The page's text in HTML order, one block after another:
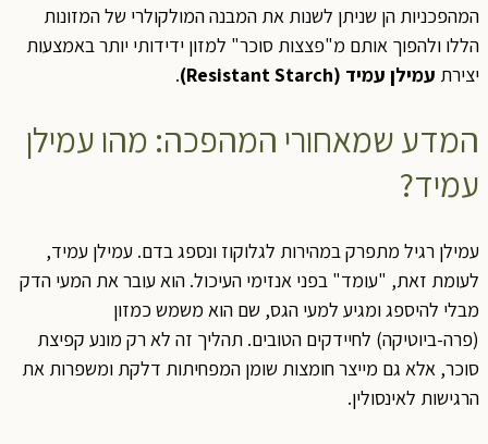
המהפכניות הן שניתן לשנות את המבנה המולקולרי של המזונות
הללו ולהפוך אותם מ"פצצות סוכר" למזון ידידותי יותר באמצעות
יצירת עמילן עמיד (Resistant Starch) .
המדע שמאחורי המהפכה: מהו עמילן
עמיד?
עמילן רגיל מתפרק במהירות לגלוקוז ונספג בדם. עמילן עמיד,
לעומת זאת, "עומד" בפני אנזימי העיכול. הוא עובר את המעי הדק
מבלי להיספג ומגיע למעי הגס, שם הוא משמש כמזון
(פרה-ביוטיקה) לחיידקים הטובים. תהליך זה לא רק מונע קפיצת
סוכר, אלא גם מייצר חומצות שומן המפחיתות דלקת ומשפרות את
הרגישות לאינסולין.